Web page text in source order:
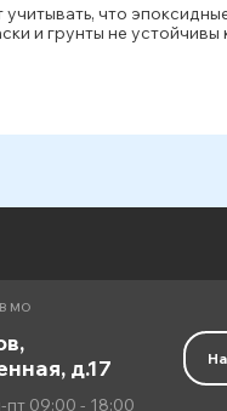
что
и грунты не устойчивы
МО
д.17
пт 09:00 - 18:00